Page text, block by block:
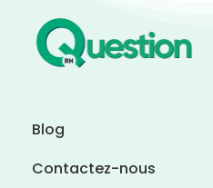
Blog
Contactez-nous